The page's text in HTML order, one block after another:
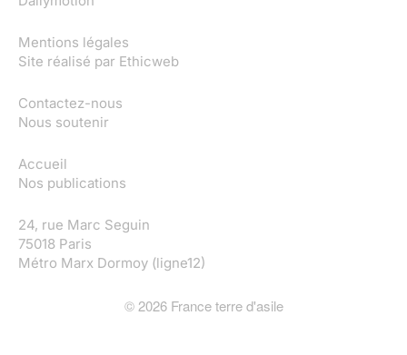
Mentions légales
Site réalisé par Ethicweb
Contactez-nous
Nous soutenir
Accueil
Nos publications
24, rue Marc Seguin
75018 Paris
Métro Marx Dormoy (ligne12)
© 2026France terre d'asile